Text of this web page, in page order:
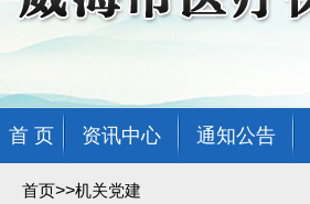
首 页 资讯中心 通知公告
首页>>机关党建